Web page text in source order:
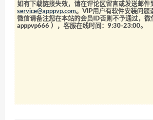
如有下载链接失效，请在评论区留言或发送邮件
service@apppvp.com。VIP用户有软件安装问题
微信请备注您在本站的会员ID否则不予通过，微
apppvp666 ），客服在线时间：9:30-23:00。